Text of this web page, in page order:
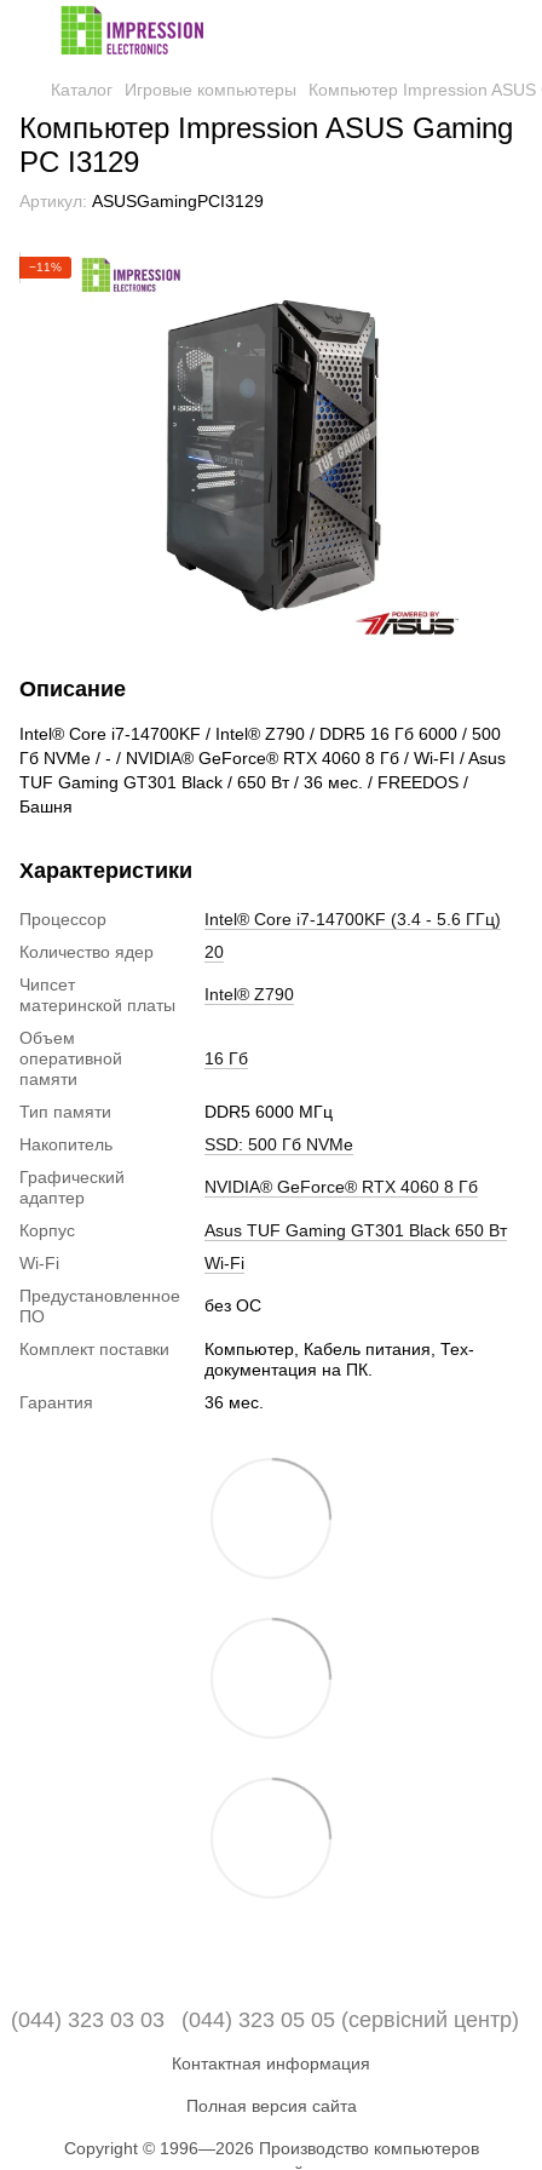
Каталог Игровые компьютеры Компьютер Impression
Компьютер Impression ASUS Gaming
PC I3129
Артикул: ASUSGamingPCI3129
−11%
Описание
Intel® Core i7-14700KF / Intel® Z790 / DDR5 16 Гб 6000 / 500
Гб NVMe / - / NVIDIA® GeForce® RTX 4060 8 Гб / Wi-FI / Asus
TUF Gaming GT301 Black / 650 Вт / 36 мес. / FREEDOS /
Башня
Характеристики
Процессор
Intel® Core i7-14700KF (3.4 - 5.6 ГГц)
Количество ядер
20
Чипсет
материнской платы
Intel® Z790
Объем
оперативной
памяти
16 Гб
Тип памяти
DDR5 6000 МГц
Накопитель
SSD: 500 Гб NVMe
Графический
адаптер
NVIDIA® GeForce® RTX 4060 8 Гб
Корпус
Asus TUF Gaming GT301 Black 650 Вт
Wi-Fi
Wi-Fi
Предустановленное
ПО
без ОС
Комплект поставки
Компьютер, Кабель питания, Тех-
документация на ПК.
Гарантия
36 мес.
(044) 323 03 03 (044) 323 05 05 (сервісний центр)
Контактная информация
Полная версия сайта
Copyright © 1996—2026 Производство компьютеров